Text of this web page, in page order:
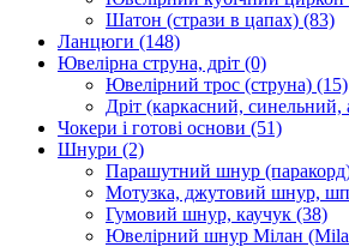
Шатон (стрази в цапах) (83)
Ланцюги (148)
Ювелірна струна, дріт (0)
Ювелірний трос (струна) (15)
Дріт (каркасний, синельний,
Чокери і готові основи (51)
Шнури (2)
Парашутний шнур
Мотузка, джутовий шнур,
Гумовий шнур, каучук (38)
Ювелірний шнур Мілан